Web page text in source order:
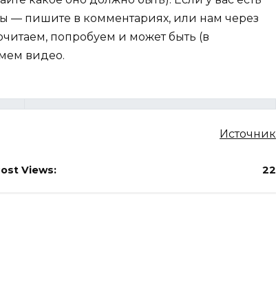
— пишите в комментариях, или нам через
попробуем и может быть (в
видео.
Источник
Views: 22